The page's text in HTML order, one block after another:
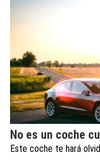
No es un coche
Este coche te hará